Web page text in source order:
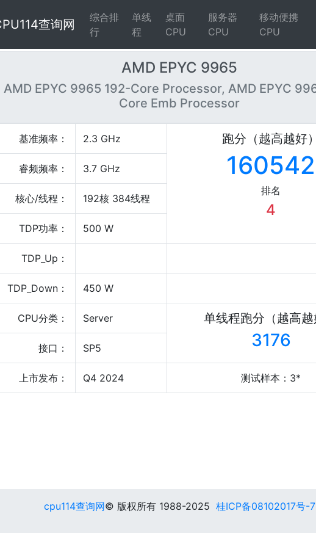
查询网
综合排
行
单线
程
桌面
CPU
服务器
CPU
移动便携
CPU
AMD EPYC 9965
AMD EPYC 9965 192-Core Processor, AMD EPYC
Core Emb Processor
基准频率： 2.3 GHz 跑分（越高越好
160542
排名
4
睿频频率： 3.7 GHz
核心/线程： 192核 384线程
TDP功率： 500 W
TDP_Up：
TDP_Down： 450 W
CPU分类： Server 单线程跑分（越高
3176
接口： SP5
上市发布： Q4 2024 测试样本：3*
cpu114查询网© 版权所有 1988-2025 桂ICP备08102017号-7